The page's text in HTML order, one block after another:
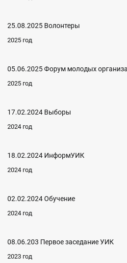
25.08.2025 Волонтеры
2025 год
05.06.2025 Форум молодых
2025 год
17.02.2024 Выборы
2024 год
18.02.2024 ИнформУИК
2024 год
02.02.2024 Обучение
2024 год
08.06.203 Первое заседание УИК
2023 год